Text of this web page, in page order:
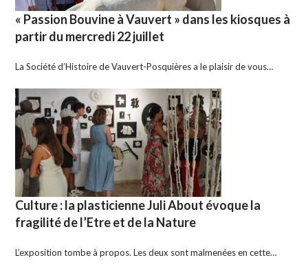
« Passion Bouvine à Vauvert » dans les kiosques à
partir du mercredi 22 juillet
La Société d’Histoire de Vauvert-Posquières a le plaisir de vous…
Culture : la plasticienne Juli About évoque la
fragilité de l’Etre et de la Nature
L’exposition tombe à propos. Les deux sont malmenées en cette…